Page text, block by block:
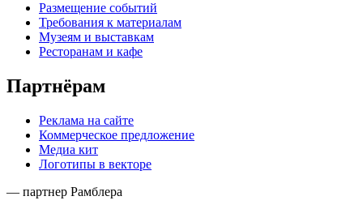
Размещение событий
Требования к материалам
Музеям и выставкам
Ресторанам и кафе
Партнёрам
Реклама на сайте
Коммерческое предложение
Медиа кит
Логотипы в векторе
— партнер Рамблера